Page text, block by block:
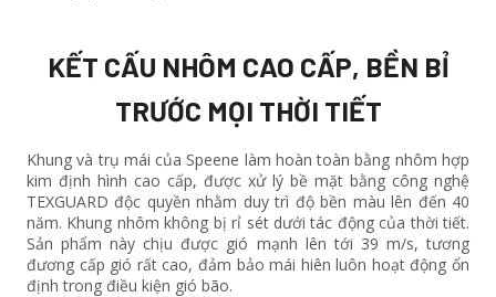
KẾT CẤU NHÔM CAO CẤP, BỀN BỈ
TRƯỚC MỌI THỜI TIẾT
Khung và trụ mái của Speene làm hoàn toàn bằng nhôm hợp
kim định hình cao cấp, được xử lý bề mặt bằng công nghệ
TEXGUARD độc quyền nhằm duy trì độ bền màu lên đến 40
năm. Khung nhôm không bị rỉ sét dưới tác động của thời tiết.
Sản phẩm này chịu được gió mạnh lên tới 39 m/s, tương
đương cấp gió rất cao, đảm bảo mái hiên luôn hoạt động ổn
định trong điều kiện gió bão.